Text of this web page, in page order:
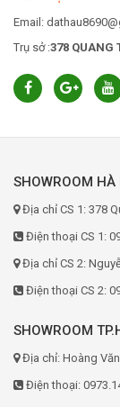
Email:
Trụ sở :378 QUANG
SHOWROOM HÀ
Địa chỉ CS 1: 378
Điện thoại CS 1:
Địa chỉ CS 2:
Điện thoại CS 2:
SHOWROOM
Địa chỉ: Hoàng Văn
Điện thoại: